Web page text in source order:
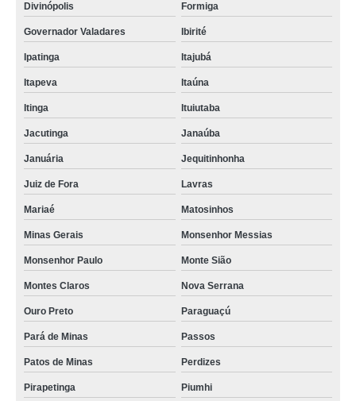
Divinópolis Formiga
Governador Valadares Ibirité
Ipatinga Itajubá
Itapeva Itaúna
Itinga Ituiutaba
Jacutinga Janaúba
Januária Jequitinhonha
Juiz de Fora Lavras
Mariaé Matosinhos
Minas Gerais Monsenhor Messias
Monsenhor Paulo Monte Sião
Montes Claros Nova Serrana
Ouro Preto Paraguaçú
Pará de Minas Passos
Patos de Minas Perdizes
Pirapetinga Piumhi